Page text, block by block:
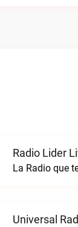
Radio Lider
La Radio que
Universal